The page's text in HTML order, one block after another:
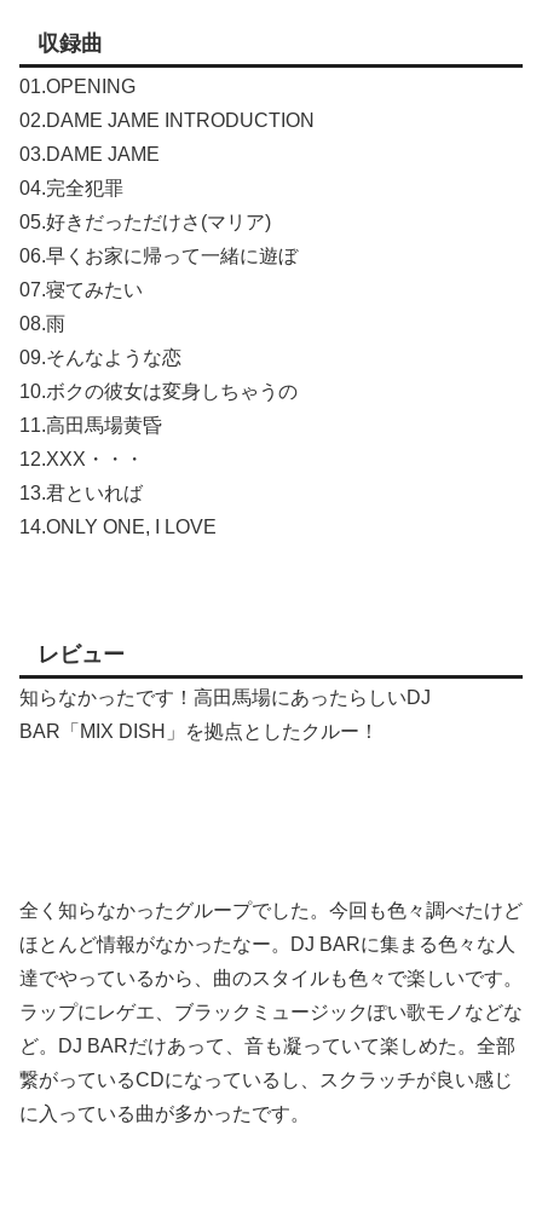
収録曲
01.OPENING
02.DAME JAME INTRODUCTION
03.DAME JAME
04.完全犯罪
05.好きだっただけさ(マリア)
06.早くお家に帰って一緒に遊ぼ
07.寝てみたい
08.雨
09.そんなような恋
10.ボクの彼女は変身しちゃうの
11.高田馬場黄昏
12.XXX・・・
13.君といれば
14.ONLY ONE, I LOVE
レビュー
知らなかったです！高田馬場にあったらしいDJ
BAR「MIX DISH」を拠点としたクルー！
全く知らなかったグループでした。今回も色々調べたけど
ほとんど情報がなかったなー。DJ BARに集まる色々な人
達でやっているから、曲のスタイルも色々で楽しいです。
ラップにレゲエ、ブラックミュージックぽい歌モノなどな
ど。DJ BARだけあって、音も凝っていて楽しめた。全部
繋がっているCDになっているし、スクラッチが良い感じ
に入っている曲が多かったです。